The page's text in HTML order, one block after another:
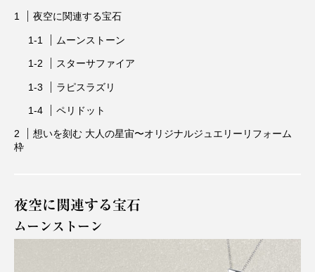
夜空に関連する宝石
ムーンストーン
スターサファイア
ラピスラズリ
ペリドット
想いを刻む 大人の星宙〜オリジナルジュエリーリフォーム
枠
夜空に関連する宝石
ムーンストーン